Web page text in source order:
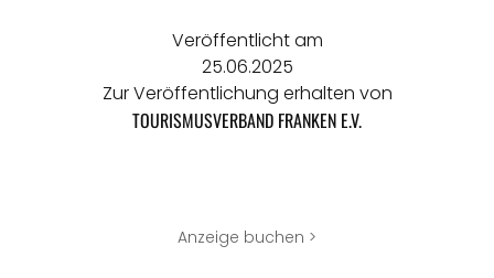
Veröffentlicht am
25.06.2025
Zur Veröffentlichung erhalten von
TOURISMUSVERBAND FRANKEN E.V.
Anzeige buchen >